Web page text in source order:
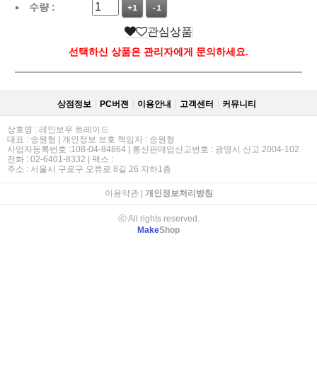
수량 :
+1 -1
관심상품
선택하신 상품은 관리자에게 문의하세요.
상점정보 PC버젼 이용안내 고객센터 커뮤니티
상호명 : 레인보우 트레이드
대표 : 송원형 | 개인정보 보호 책임자 : 송원형
사업자등록번호 :108-04-84864 | 통신판매업신고번호 : 광명시 신고 2004-102
전화 : 02-6401-8332 | 팩스 :
주소 : 서울시 구로구 오류로 8길 26 지하1층
이용약관| 개인정보처리방침
ⓒ All rights reserved.
MakeShop